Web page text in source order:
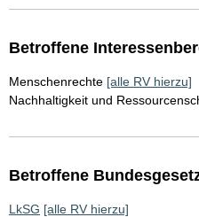
Betroffene
Menschenrechte [alle RV hierzu]
Nachhaltigkeit und
Betroffene
LkSG [alle RV hierzu]